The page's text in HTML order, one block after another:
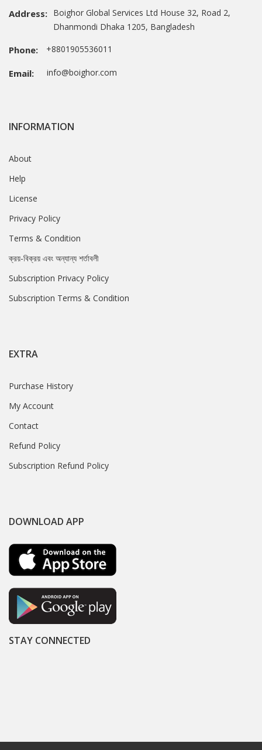
Address: Boighor Global Services Ltd House 32, Road 2,
Dhanmondi Dhaka 1205, Bangladesh
Phone: +8801905536011
Email: info@boighor.com
INFORMATION
About
Help
License
Privacy Policy
Terms & Condition
ক্রয়-বিক্রয় এবং অন্যান্য শর্তাবলী
Subscription Privacy Policy
Subscription Terms & Condition
EXTRA
Purchase History
My Account
Contact
Refund Policy
Subscription Refund Policy
DOWNLOAD APP
STAY CONNECTED